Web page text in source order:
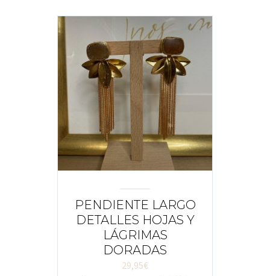
PENDIENTE LARGO
DETALLES HOJAS Y
LÁGRIMAS
DORADAS
29,95€